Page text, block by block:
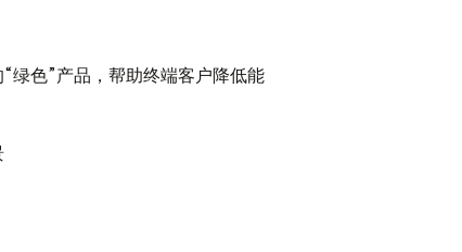
绿色”产品，帮助终端客户降低能